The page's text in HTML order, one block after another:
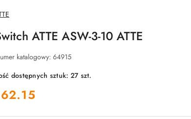
ATTE ASW-3-10 ATTE
katalogowy: 64915
dostępnych sztuk: 27 szt.